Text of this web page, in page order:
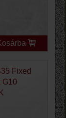
Fixed
G10